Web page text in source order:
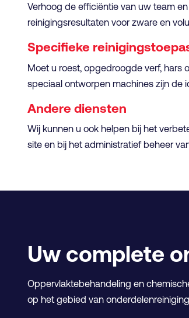
Verhoog de efficiëntie van uw team
reinigingsresultaten voor zware en
Specifieke
Moet u roest, opgedroogde verf, hars
speciaal ontworpen machines zijn de
Andere diensten
Wij kunnen u ook helpen bij het
site en bij het administratief beheer
Uw complete
Oppervlaktebehandeling en
op het gebied van